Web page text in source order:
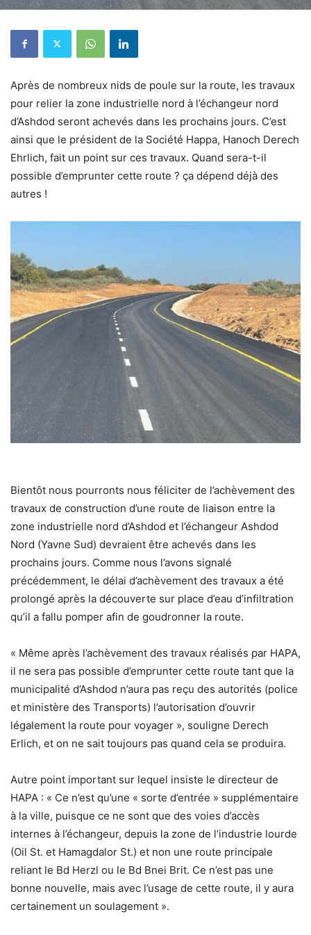
Après de nombreux nids de poule sur la route, les travaux
pour relier la zone industrielle nord à l’échangeur nord
d’Ashdod seront achevés dans les prochains jours. C’est
ainsi que le président de la Société Happa, Hanoch Derech
Ehrlich, fait un point sur ces travaux. Quand sera-t-il
possible d’emprunter cette route ? ça dépend déjà des
autres !
Bientôt nous pourronts nous féliciter de l’achèvement des
travaux de construction d’une route de liaison entre la
zone industrielle nord d’Ashdod et l’échangeur Ashdod
Nord (Yavne Sud) devraient être achevés dans les
prochains jours. Comme nous l’avons signalé
précédemment, le délai d’achèvement des travaux a été
prolongé après la découverte sur place d’eau d’infiltration
qu’il a fallu pomper afin de goudronner la route.
« Même après l’achèvement des travaux réalisés par HAPA,
il ne sera pas possible d’emprunter cette route tant que la
municipalité d’Ashdod n’aura pas reçu des autorités (police
et ministère des Transports) l’autorisation d’ouvrir
légalement la route pour voyager », souligne Derech
Erlich, et on ne sait toujours pas quand cela se produira.
Autre point important sur lequel insiste le directeur de
HAPA : « Ce n’est qu’une « sorte d’entrée » supplémentaire
à la ville, puisque ce ne sont que des voies d’accès
internes à l’échangeur, depuis la zone de l’industrie lourde
(Oil St. et Hamagdalor St.) et non une route principale
reliant le Bd Herzl ou le Bd Bnei Brit. Ce n’est pas une
bonne nouvelle, mais avec l’usage de cette route, il y aura
certainement un soulagement ».